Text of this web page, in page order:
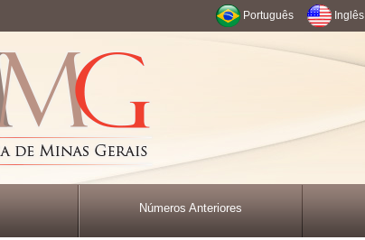
Português Inglês
Números Anteriores